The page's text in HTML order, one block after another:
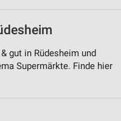
gut in Rüdesheim und
Supermärkte. Finde hier